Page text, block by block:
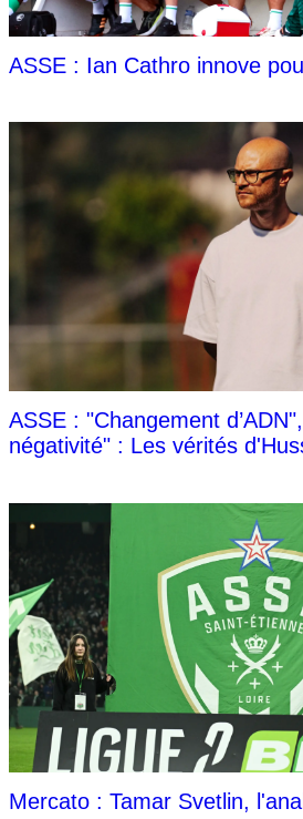
ASSE : Ian Cathro innove
ASSE : "Changement
négativité" : Les vérités
Mercato : Tamar Svetlin,